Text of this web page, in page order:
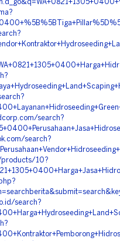
search?
search?
10?
search?